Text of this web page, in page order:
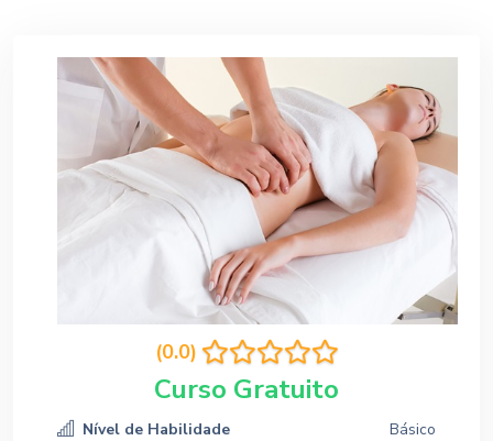
(0.0)
Curso Gratuito
Nível de Habilidade
Básico